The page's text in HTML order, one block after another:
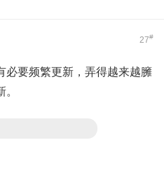
27#
必要频繁更新，弄得越来越臃